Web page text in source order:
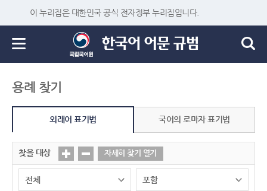
이 누리집은 대한민국 공식 전자정부 누리집입니다.
용례 찾기
외래어 표기법 국어의 로마자 표기법
찾을 대상 자세히 찾기 열기